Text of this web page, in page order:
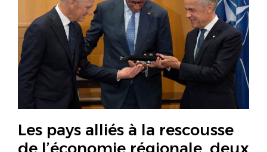
Les pays alliés à la rescousse